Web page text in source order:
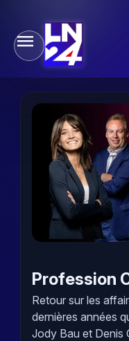
Profession
Retour sur les
dernières années
Jody Bau et Denis